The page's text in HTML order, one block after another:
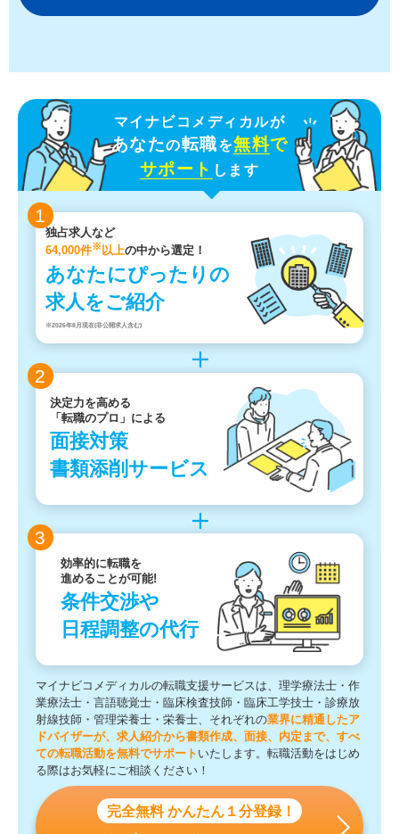
マイナビコメディカルが
あなたの転職を無料で
サポート します
1
独占求人など
64,000件※以上の中から選定！
あなたにぴったりの
求人をご紹介
※2026年8月現在(非公開求人含む)
2
決定力を高める
「転職のプロ」による
面接対策
書類添削サービス
3
効率的に転職を
進めることが可能!
条件交渉や
日程調整の代行
マイナビコメディカルの転職支援サービスは、理学療法士・作
業療法士・言語聴覚士・臨床検査技師・臨床工学技士・診療放
射線技師・管理栄養士・栄養士、それぞれの業界に精通したア
ドバイザーが、求人紹介から書類作成、面接、内定まで、すべ
ての転職活動を無料でサポート いたします。転職活動をはじめ
る際はお気軽にご相談ください！
完全無料 かんたん１分登録！